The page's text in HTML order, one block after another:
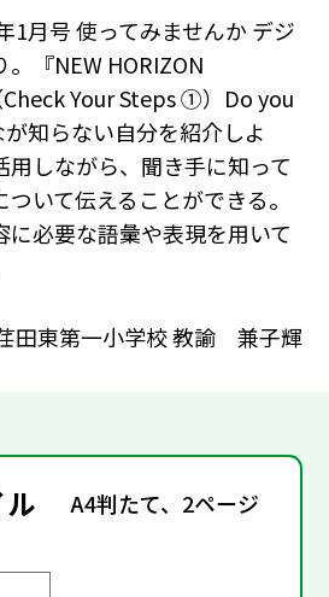
1月号 使ってみませんか デジ
『NEW HORIZON
Your Steps ①）Do you
知らない自分を紹介しよ
しながら、聞き手に知って
いて伝えることができる。
に必要な語彙や表現を用いて
田東第一小学校 教諭 兼子輝
A4判たて、2ページ